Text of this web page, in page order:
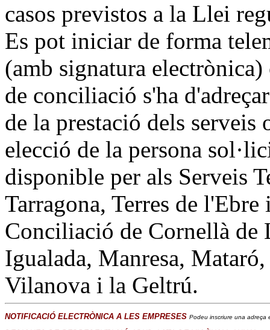
casos previstos a la Llei
Es pot iniciar de forma
(amb signatura
de conciliació s'ha
de la prestació dels
elecció de la persona
disponible per als Serveis
Tarragona, Terres de
Conciliació de Cornellà de
Igualada, Manresa,
Vilanova i la Geltrú.
NOTIFICACIÓ ELECTRÒNICA A LES EMPRESES Podeu inscriure una adreça